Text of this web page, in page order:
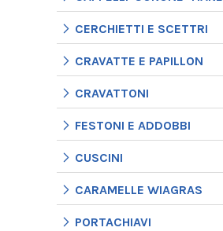
CERCHIETTI E SCETTRI
CRAVATTE E PAPILLON
CRAVATTONI
FESTONI E ADDOBBI
CUSCINI
CARAMELLE WIAGRAS
PORTACHIAVI